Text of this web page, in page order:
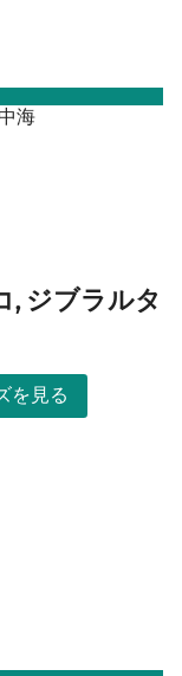
, ジブラルタ
を見る